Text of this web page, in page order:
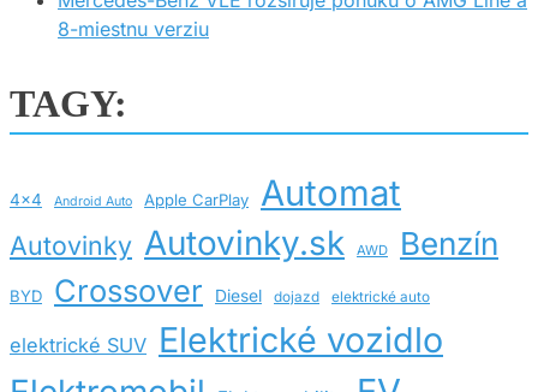
8-miestnu verziu
TAGY:
4x4 Android Auto Apple CarPlay Automat
Autovinky Autovinky.sk AWD Benzín
BYD Crossover Diesel dojazd elektrické auto
elektrické SUV Elektrické vozidlo